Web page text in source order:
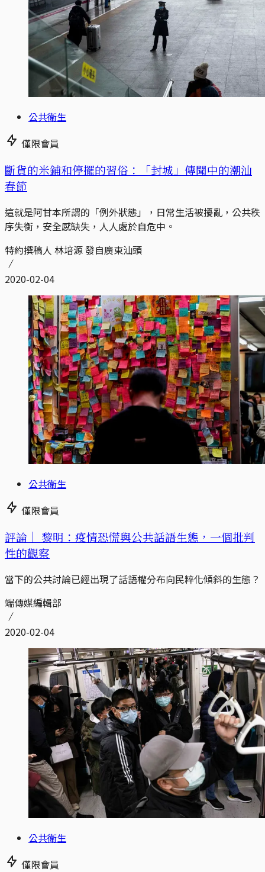
公共衛生
僅限會員
斷貨的米鋪和停擺的習俗：「封城」傳聞中的潮汕
春節
這就是阿甘本所謂的「例外狀態」，日常生活被擾亂，公共秩
序失衡，安全感缺失，人人處於自危中。
特約撰稿人 林培源 發自廣東汕頭
2020-02-04
公共衛生
僅限會員
評論｜ 黎明：疫情恐慌與公共話語生態，一個批判
性的觀察
當下的公共討論已經出現了話語權分布向民粹化傾斜的生態？
端傳媒編輯部
2020-02-04
公共衛生
僅限會員